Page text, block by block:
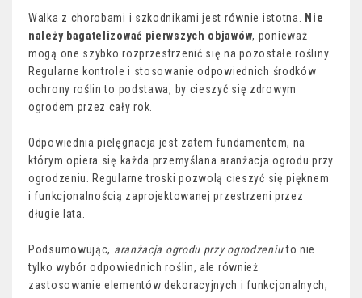
Walka z chorobami i szkodnikami jest równie istotna. Nie
należy bagatelizować pierwszych objawów, ponieważ
mogą one szybko rozprzestrzenić się na pozostałe rośliny.
Regularne kontrole i stosowanie odpowiednich środków
ochrony roślin to podstawa, by cieszyć się zdrowym
ogrodem przez cały rok.
Odpowiednia pielęgnacja jest zatem fundamentem, na
którym opiera się każda przemyślana aranżacja ogrodu przy
ogrodzeniu. Regularne troski pozwolą cieszyć się pięknem
i funkcjonalnością zaprojektowanej przestrzeni przez
długie lata.
Podsumowując, aranżacja ogrodu przy ogrodzeniuto nie
tylko wybór odpowiednich roślin, ale również
zastosowanie elementów dekoracyjnych i funkcjonalnych,